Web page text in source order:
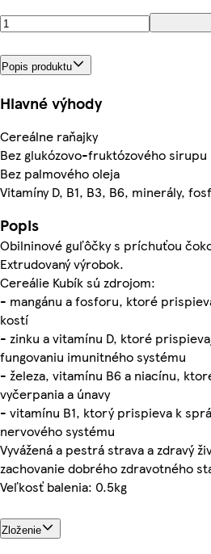
Popis produktu
Hlavné výhody
Cereálne raňajky
Bez glukózovo-fruktózového sirupu
Bez palmového oleja
Vitamíny D, B1, B3, B6, minerály,
Popis
Obilninové guľôčky s príchuťou
Extrudovaný výrobok.
Cereálie Kubík sú zdrojom:
- mangánu a fosforu, ktoré
kostí
- zinku a vitamínu D, ktoré
fungovaniu imunitného systému
- železa, vitamínu B6 a niacínu,
vyčerpania a únavy
- vitamínu B1, ktorý prispieva k
nervového systému
Vyvážená a pestrá strava a zdravý
zachovanie dobrého zdravotného
Veľkosť balenia: 0.5kg
Zloženie